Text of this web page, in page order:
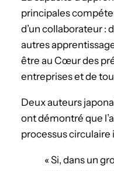
principales
d’un collaborateur :
autres
être au Cœur des
entreprises et de
Deux auteurs
ont démontré que
processus circulaire
« Si, dans un